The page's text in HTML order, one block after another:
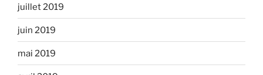
juillet 2019
juin 2019
mai 2019